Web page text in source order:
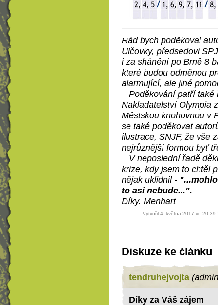
Rád bych poděkoval
Ulčovky, předsedovi
i za shánění po Brně 8
které budou odměnou
alarmující, ale jiné
Poděkování patří také
Nakladatelství Olympia
Městskou knohovnou v
se také poděkovat
ilustrace, SNJF, že vše
nejrůznější formou byť
V neposlední řadě
krize, kdy jsem to chtěl
nějak uklidnil -
to asi nebude...".
Díky. Menhart
Vytvořil 4. května 2017 ve
Diskuze ke článku
tendruhejvojta
Díky za Váš zájem